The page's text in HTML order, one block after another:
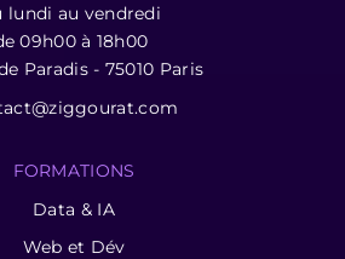
lundi au vendredi
09h00 à 18h00
Paradis - 75010 Paris
FORMATIONS
Data & IA
Web et Dév